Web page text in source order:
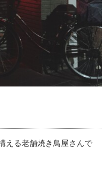
える老舗焼き鳥屋さんで